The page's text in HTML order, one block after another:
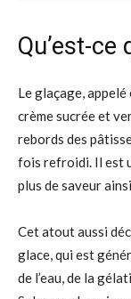
Qu’est-ce
Le glaçage,
crème sucrée et
rebords des
fois refroidi. Il est
plus de saveur
Cet atout aussi
glace, qui est
de l’eau, de la